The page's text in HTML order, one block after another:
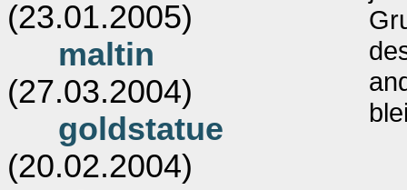
(23.01.2005)
maltin
(27.03.2004)
goldstatue
(20.02.2004)